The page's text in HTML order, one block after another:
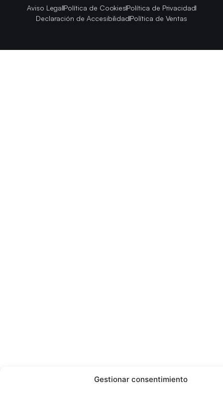
Gestionar consentimiento
Aviso LegalPolítica de CookiesPolítica de Privacidad
Declaración de AccesibilidadPolítica de Ventas